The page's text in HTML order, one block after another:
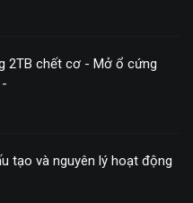
2TB chết cơ - Mở ổ cứng
tạo và nguyên lý hoạt động